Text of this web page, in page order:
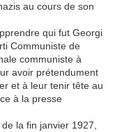
au cours de son
qui fut Georgi
Communiste de
communiste à
avoir prétendument
et à leur tenir tête au
à la presse
la fin janvier 1927,